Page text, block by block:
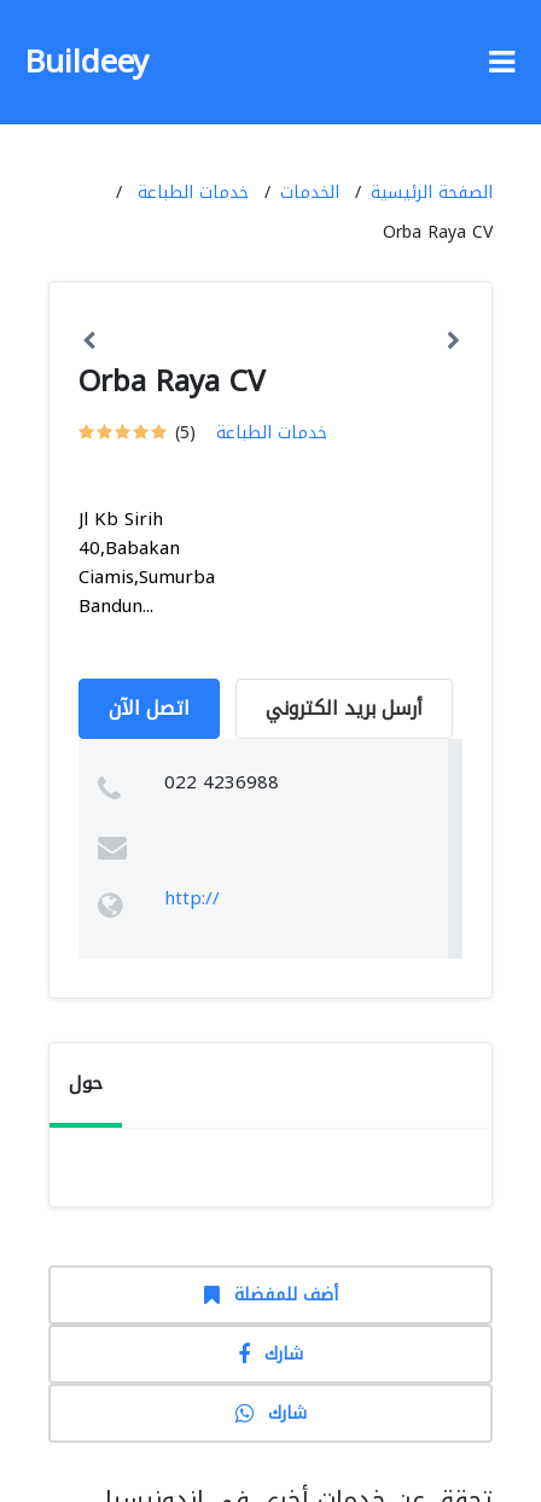
Buildeey
الصفحة الرئيسية الخدمات
خدمات الطباعة
Orba Raya CV
Orba Raya CV
(5) خدمات الطباعة
Jl Kb Sirih
40,Babakan
Ciamis,Sumurbandung,
Bandun...
اتصل الآن أرسل بريد الكتروني
022 4236988
http://
حول
أضف للمفضلة
شارك
شارك